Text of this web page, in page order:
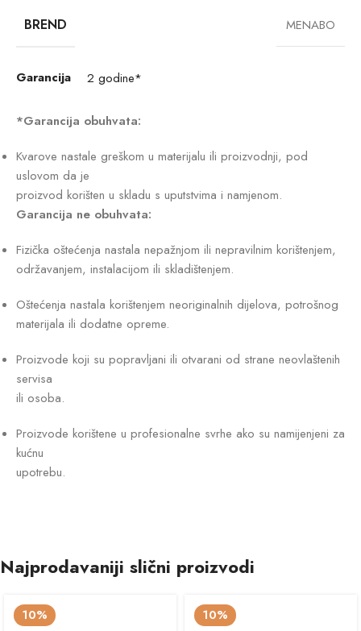
BREND MENABO
Garancija 2 godine*
*Garancija obuhvata:
Kvarove nastale greškom u materijalu ili proizvodnji, pod
uslovom da je
proizvod korišten u skladu s uputstvima i namjenom.
Garancija ne obuhvata:
Fizička oštećenja nastala nepažnjom ili nepravilnim korištenjem,
održavanjem, instalacijom ili skladištenjem.
Oštećenja nastala korištenjem neoriginalnih dijelova, potrošnog
materijala ili dodatne opreme.
Proizvode koji su popravljani ili otvarani od strane neovlaštenih
servisa
ili osoba.
Proizvode korištene u profesionalne svrhe ako su namijenjeni za
kućnu
upotrebu.
Najprodavaniji slični proizvodi
10% 10%